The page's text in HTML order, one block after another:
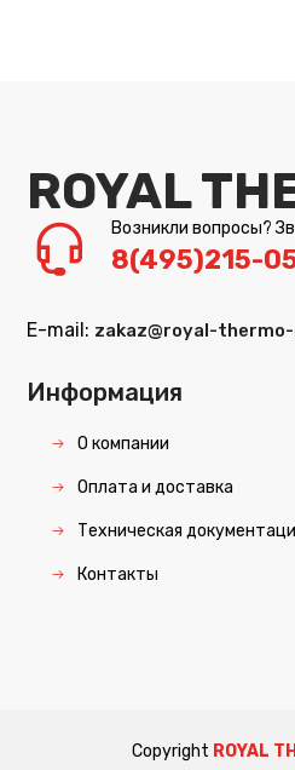
ROYAL
Возникли вопросы?
8(495)215-
E-mail: zakaz@royal-
Информация
О компании
Оплата и доставка
Техническая
Контакты
Copyright ROYAL